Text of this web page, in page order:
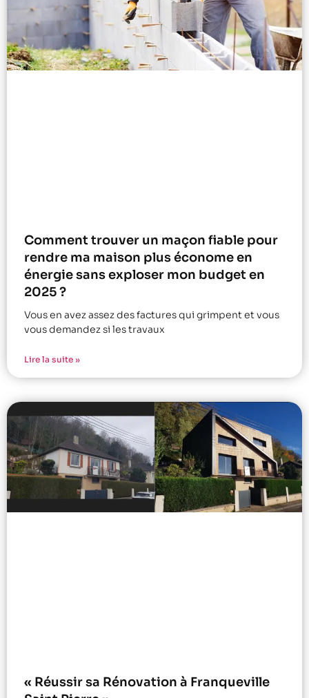
Comment trouver un maçon fiable pour
rendre ma maison plus économe en
énergie sans exploser mon budget en
2025 ?
Vous en avez assez des factures qui grimpent et vous
vous demandez si les travaux
Lire la suite »
« Réussir sa Rénovation à Franqueville